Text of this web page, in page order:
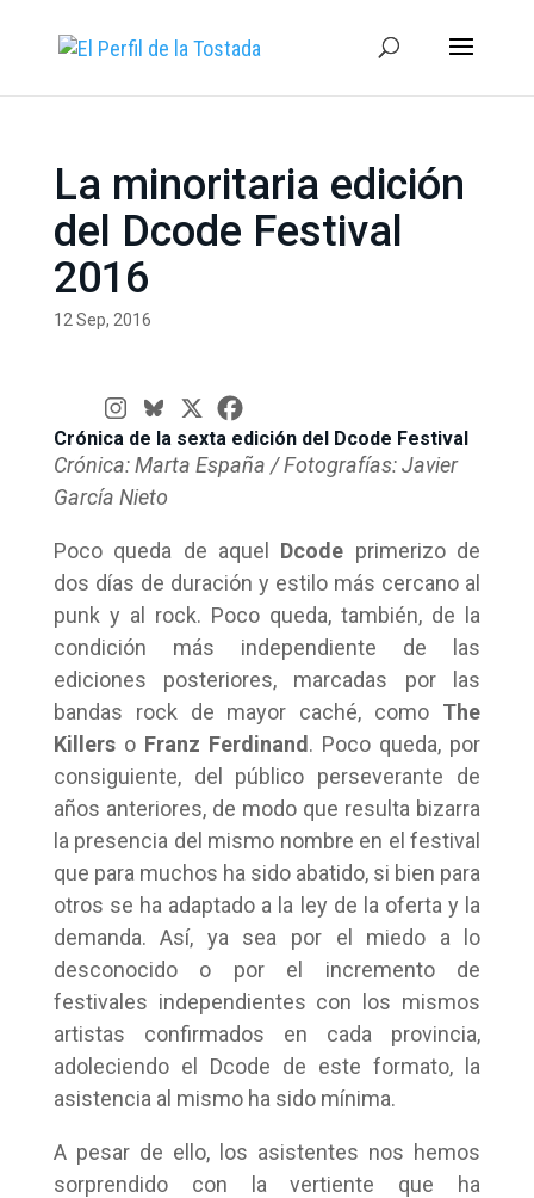
La minoritaria edición
del Dcode Festival
2016
12 Sep, 2016
Crónica de la sexta edición del Dcode Festival
Crónica: Marta España / Fotografías: Javier
García Nieto
Poco queda de aquel Dcode primerizo de
dos días de duración y estilo más cercano al
punk y al rock. Poco queda, también, de la
condición más independiente de las
ediciones posteriores, marcadas por las
bandas rock de mayor caché, como The
Killerso Franz Ferdinand . Poco queda, por
consiguiente, del público perseverante de
años anteriores, de modo que resulta bizarra
la presencia del mismo nombre en el festival
que para muchos ha sido abatido, si bien para
otros se ha adaptado a la ley de la oferta y la
demanda. Así, ya sea por el miedo a lo
desconocido o por el incremento de
festivales independientes con los mismos
artistas confirmados en cada provincia,
adoleciendo el Dcode de este formato, la
asistencia al mismo ha sido mínima.
A pesar de ello, los asistentes nos hemos
sorprendido con la vertiente que ha